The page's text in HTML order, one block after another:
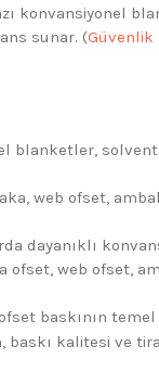
konvansiyonel
sunar. (
blanketler,
web ofset,
dayanıklı
ofset, web ofset,
baskının
kalitesi ve